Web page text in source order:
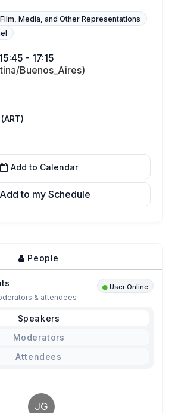
Media, and Other Representations
15:45 - 17:15
Buenos_Aires)
Add to Calendar
Add to my Schedule
People
User Online
& attendees
Speakers
Moderators
Attendees
JG